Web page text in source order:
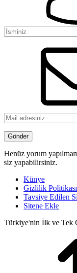
Henüz yorum
siz yapabilirsiniz.
Künye
Gizlilik Politikası
Tavsiye Edilen
Sitene Ekle
Türkiye'nin İlk ve Tek